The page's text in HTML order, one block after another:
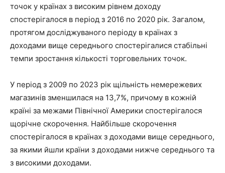
точок у країнах з високим рівнем доходу
спостерігалося в період з 2016 по 2020 рік. Загалом,
протягом досліджуваного періоду в країнах з
доходами вище середнього спостерігалися стабільні
темпи зростання кількості торговельних точок.
У період з 2009 по 2023 рік щільність немережевих
магазинів зменшилася на 13,7%, причому в кожній
країні за межами Північної Америки спостерігалося
щорічне скорочення. Найбільше скорочення
спостерігалося в країнах з доходами вище середнього,
за якими йшли країни з доходами нижче середнього та
з високими доходами.